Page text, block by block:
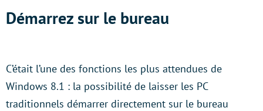
Démarrez sur le bureau
C’était l’une des fonctions les plus attendues de
Windows 8.1 : la possibilité de laisser les PC
traditionnels démarrer directement sur le bureau